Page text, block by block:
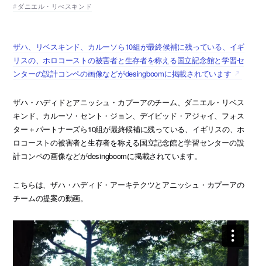
ダニエル・リべスキンド
ザハ、リベスキンド、カルーソら10組が最終候補に残っている、イギ
リスの、ホロコーストの被害者と生存者を称える国立記念館と学習セ
ンターの設計コンペの画像などがdesingboomに掲載されています
ザハ・ハディドとアニッシュ・カプーアのチーム、ダニエル・リベス
キンド、カルーソ・セント・ジョン、デイビッド・アジャイ、フォス
ター＋パートナーズら10組が最終候補に残っている、イギリスの、ホ
ロコーストの被害者と生存者を称える国立記念館と学習センターの設
計コンペの画像などがdesingboomに掲載されています。
こちらは、ザハ・ハディド・アーキテクツとアニッシュ・カプーアの
チームの提案の動画。